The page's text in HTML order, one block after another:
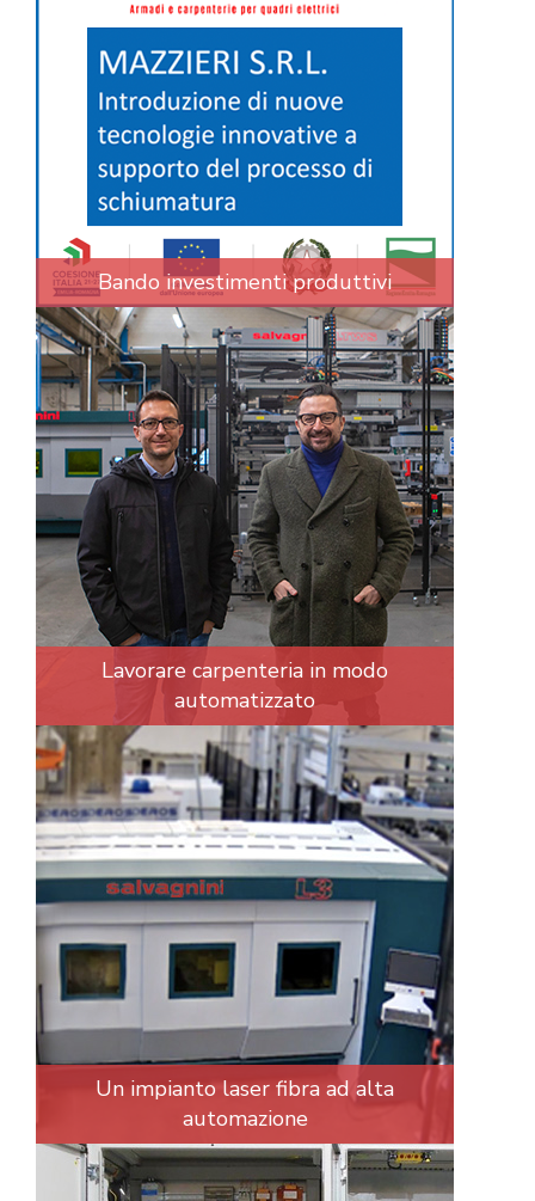
Bando investimenti produttivi
Lavorare carpenteria in modo
automatizzato
Un impianto laser fibra ad alta
automazione